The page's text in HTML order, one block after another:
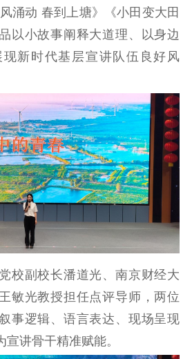
文化文艺
文化惠民
文化传承
紫艺舞台
精神文明
文明实践
文明培育
先进典型
社会宣传
爱国主义教育
全民国防教育
色资源保护利
新闻出版
全民阅读
涌动 春到上塘》《小田变大田
以小故事阐释大道理、以身边
新时代基层宣讲队伍良好风
副校长潘道光、南京财经大
敏光教授担任点评导师，两位
事逻辑、语言表达、现场呈现
讲骨干精准赋能。